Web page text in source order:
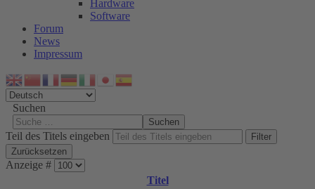
Hardware
Software
Forum
News
Impressum
Suchen
Suchen
Teil des Titels eingeben
Filter
Zurücksetzen
Anzeige #
Titel